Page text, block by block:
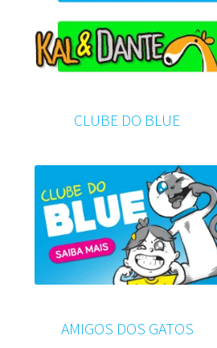
CLUBE DO BLUE
AMIGOS DOS GATOS